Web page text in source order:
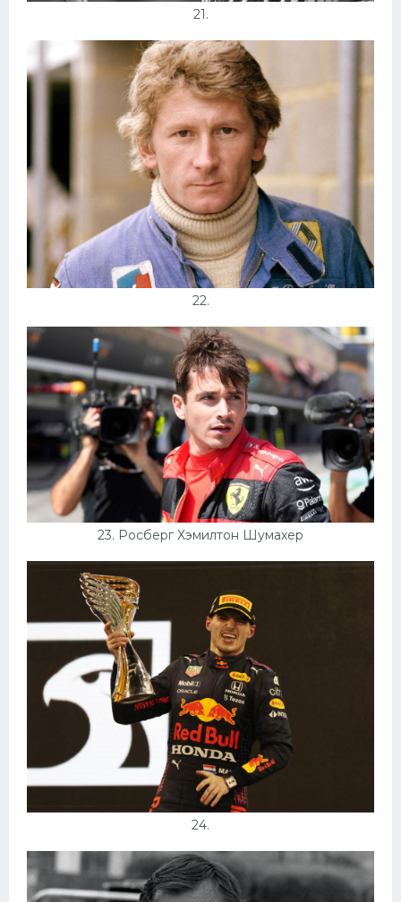
21.
22.
23. Росберг Хэмилтон Шумахер
24.